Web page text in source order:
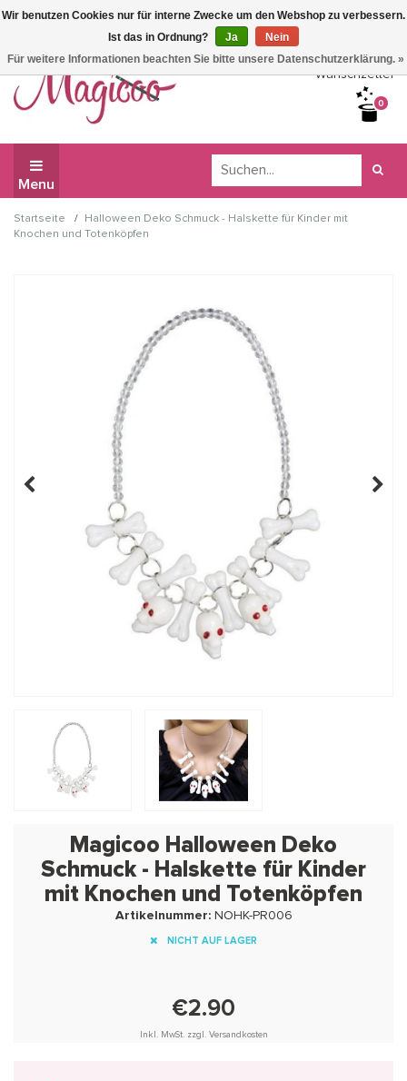
Wir haben Betriebsferien, daher können Sie derzeit nicht
bestellen.
Wunschzettel
0
Menu
Startseite /
Halloween Deko Schmuck - Halskette für Kinder mit
Knochen und Totenköpfen
Magicoo Halloween Deko
Schmuck - Halskette für Kinder
mit Knochen und Totenköpfen
Artikelnummer:NOHK-PR006
NICHT AUF LAGER
€2.90
Inkl. MwSt. zzgl. Versandkosten
Wir benutzen Cookies nur für interne Zwecke um den Webshop zu verbessern.
Ist das in Ordnung?
Ja
Nein
Für weitere Informationen beachten Sie bitte unsere Datenschutzerklärung. »